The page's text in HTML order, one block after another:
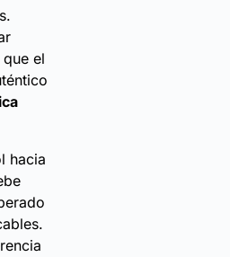
el
hacia